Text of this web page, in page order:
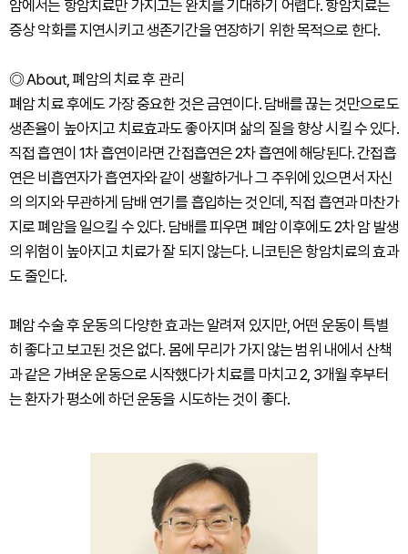
암에서는 항암치료만 가지고는 완치를 기대하기 어렵다. 항암치료는
증상 악화를 지연시키고 생존기간을 연장하기 위한 목적으로 한다.
◎ About, 폐암의 치료 후 관리
폐암 치료 후에도 가장 중요한 것은 금연이다. 담배를 끊는 것만으로도
생존율이 높아지고 치료효과도 좋아지며 삶의 질을 향상 시킬 수 있다.
직접 흡연이 1차 흡연이라면 간접흡연은 2차 흡연에 해당된다. 간접흡
연은 비흡연자가 흡연자와 같이 생활하거나 그 주위에 있으면서 자신
의 의지와 무관하게 담배 연기를 흡입하는 것인데, 직접 흡연과 마찬가
지로 폐암을 일으킬 수 있다. 담배를 피우면 폐암 이후에도 2차 암 발생
의 위험이 높아지고 치료가 잘 되지 않는다. 니코틴은 항암치료의 효과
도 줄인다.
폐암 수술 후 운동의 다양한 효과는 알려져 있지만, 어떤 운동이 특별
히 좋다고 보고된 것은 없다. 몸에 무리가 가지 않는 범위 내에서 산책
과 같은 가벼운 운동으로 시작했다가 치료를 마치고 2, 3개월 후부터
는 환자가 평소에 하던 운동을 시도하는 것이 좋다.